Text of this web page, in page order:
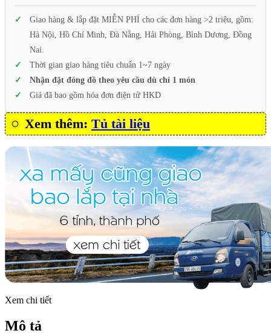
Giao hàng & lắp đặt MIỄN PHÍ cho các đơn hàng >2 triệu, gồm:
Hà Nội, Hồ Chí Minh, Đà Nẵng, Hải Phòng, Bình Dương, Đồng
Nai.
Thời gian giao hàng tiêu chuẩn 1~7 ngày
Nhận đặt đóng đồ theo yêu cầu dù chỉ 1 món
Giá đã bao gồm hóa đơn điện tử HKD
Xem thêm: Tủ tài liệu
Xem chi tiết
Mô tả